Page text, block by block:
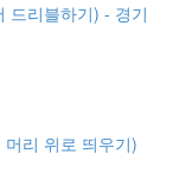
드리블하기) - 경기
리 위로 띄우기)